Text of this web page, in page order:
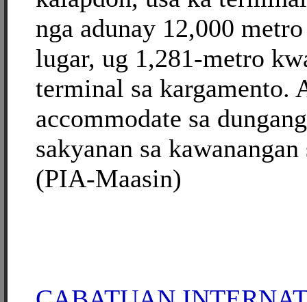
nga adunay 12,000
lugar, ug 1,281-metro
terminal sa kargamento.
accommodate sa
sakyanan sa
(PIA-Maasin)